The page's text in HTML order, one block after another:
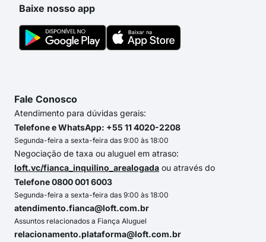
Baixe nosso app
Fale Conosco
Atendimento para dúvidas gerais:
Telefone e WhatsApp: +55 11 4020-2208
Segunda-feira a sexta-feira das 9:00 às 18:00
Negociação de taxa ou aluguel em atraso:
loft.vc/fianca_inquilino_arealogada ou através do
Telefone 0800 001 6003
Segunda-feira a sexta-feira das 9:00 às 18:00
atendimento.fianca@loft.com.br
Assuntos relacionados a Fiança Aluguel
relacionamento.plataforma@loft.com.br